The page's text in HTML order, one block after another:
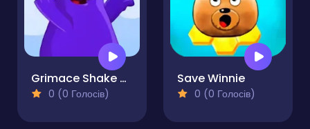
Grimace Shake Draw and Erase
0 (0 Голосів)
Save Winnie
0 (0 Голосів)